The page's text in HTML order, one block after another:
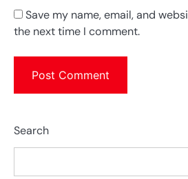
Save my name, email, and
the next time I comment.
Search